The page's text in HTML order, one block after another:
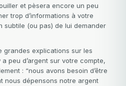
et pèsera encore un peu
trop d’informations à votre
(ou pas) de lui demander
grandes explications sur les
peu d’argent sur votre compte,
: “nous avons besoin d’être
nous dépensons notre argent